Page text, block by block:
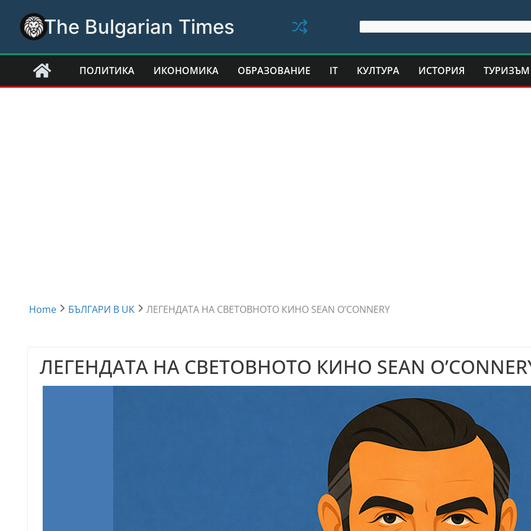
content
The Bulgarian Times
ПОЛИТИКА ИКОНОМИКА ОБРАЗОВАНИЕ IT КУЛТУРА ИСТОРИЯ ТУРИЗЪМ
Home БЪЛГАРИ В UK ЛЕГЕНДАТА НА СВЕТОВНОТО КИНО SEAN O’CONNERY
ЛЕГЕНДАТА НА СВЕТОВНОТО КИНО SEAN